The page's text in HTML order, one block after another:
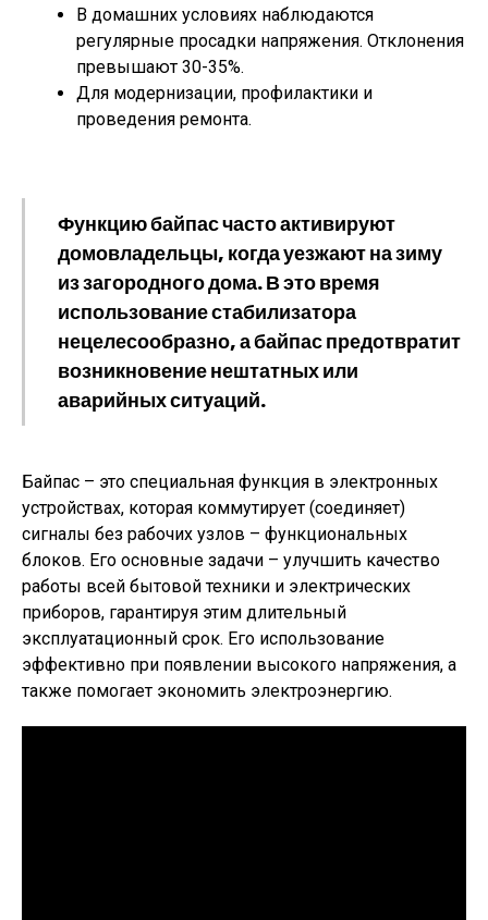
В домашних условиях наблюдаются
регулярные просадки напряжения. Отклонения
превышают 30-35%.
Для модернизации, профилактики и
проведения ремонта.
Функцию байпас часто активируют
домовладельцы, когда уезжают на зиму
из загородного дома. В это время
использование стабилизатора
нецелесообразно, а байпас предотвратит
возникновение нештатных или
аварийных ситуаций.
Байпас – это специальная функция в электронных
устройствах, которая коммутирует (соединяет)
сигналы без рабочих узлов – функциональных
блоков. Его основные задачи – улучшить качество
работы всей бытовой техники и электрических
приборов, гарантируя этим длительный
эксплуатационный срок. Его использование
эффективно при появлении высокого напряжения, а
также помогает экономить электроэнергию.